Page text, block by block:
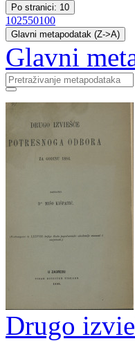
Po stranici: 10
102550100
Glavni metapodatak (Z->A)
Glavni
Drugo